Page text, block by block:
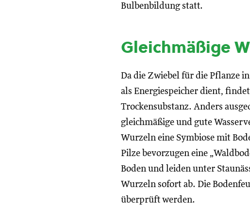
Bulbenbildung statt.
Gleichmäßige
Da die Zwiebel für die Pflanze
als Energiespeicher dient,
Trockensubstanz. Anders
gleichmäßige und gute
Wurzeln eine Symbiose mit
Pilze bevorzugen eine
Boden und leiden unter
Wurzeln sofort ab. Die
überprüft werden.